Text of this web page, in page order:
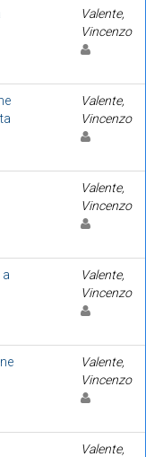
Valente,
Vincenzo
Valente,
Vincenzo
Valente,
Vincenzo
Valente,
Vincenzo
Valente,
Vincenzo
Valente,